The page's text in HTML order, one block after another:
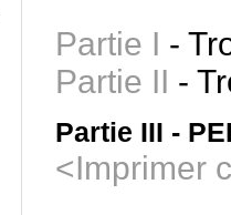
Partie I -
Partie II -
Partie III -
<Imprimer